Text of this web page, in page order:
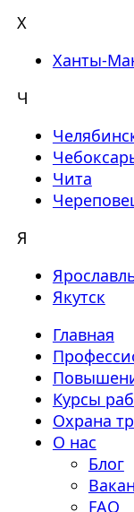
Х
Ханты-
Ч
Чита
Я
Якутск
Главная
Курсы
Охрана
О нас
Блог
FAQ